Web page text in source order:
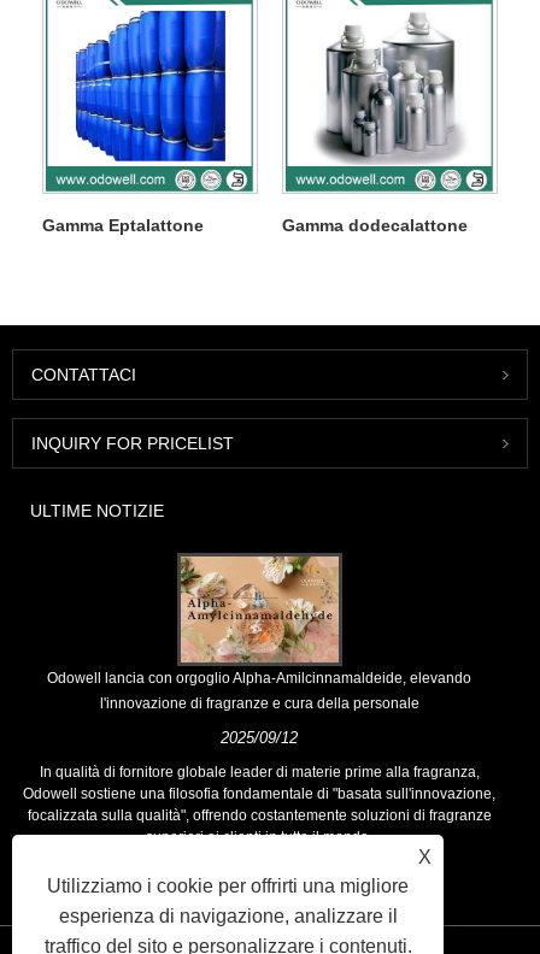
Gamma Eptalattone Gamma dodecalattone
CONTATTACI
INQUIRY FOR PRICELIST
ULTIME NOTIZIE
Odowell lancia con orgoglio Alpha-Amilcinnamaldeide, elevando
l'innovazione di fragranze e cura della personale
2025/09/12
In qualità di fornitore globale leader di materie prime alla fragranza,
Odowell sostiene una filosofia fondamentale di "basata sull'innovazione,
focalizzata sulla qualità", offrendo costantemente soluzioni di fragranze
superiori ai clienti in tutto il mondo.
X
Utilizziamo i cookie per offrirti una migliore
esperienza di navigazione, analizzare il
traffico del sito e personalizzare i contenuti.